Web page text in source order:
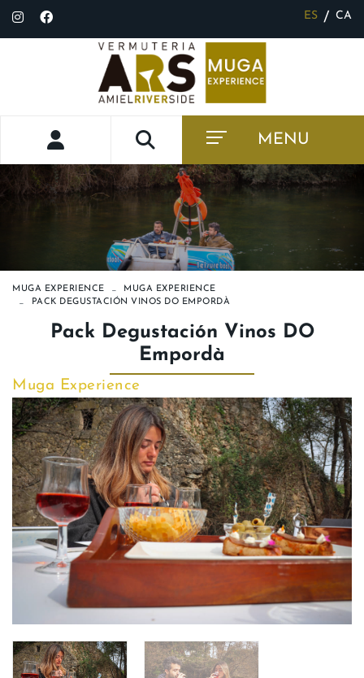
ES / CA
MENU
MUGA EXPERIENCE
MUGA EXPERIENCE
PACK DEGUSTACIÓN VINOS DO EMPORDÀ
Pack Degustación Vinos DO
Empordà
Muga Experience